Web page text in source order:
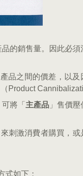
的銷售量。因此必須
品之間的價差，以及
（Product
將「 主產品 」售價
刺激消費者購買，或
式如下：